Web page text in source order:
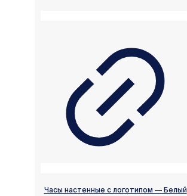
Часы настенные с логотипом — Белый